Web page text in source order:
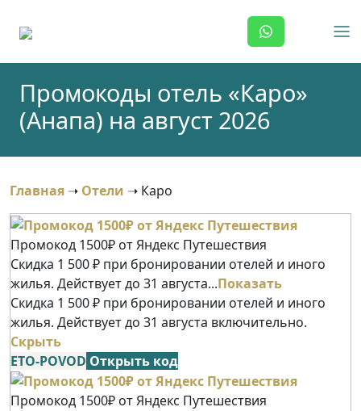
Промокоды отель «Каро»
(Анапа) на август 2026
Главная ➝ Отели ➝ Каро
Промокод 1500₽ от Яндекс Путешествия
Скидка 1 500 ₽ при бронировании отелей и иного
жилья. Действует до 31 августа...Показать
Скидка 1 500 ₽ при бронировании отелей и иного
жилья. Действует до 31 августа включительно.
Скрыть
ETO-POVOD Открыть код
Промокод 1500₽ от Яндекс Путешествия